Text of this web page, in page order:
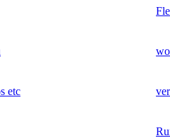
etc